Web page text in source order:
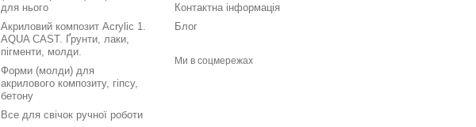
для нього
Акриловий композит Acrylic 1.
AQUA CAST. Ґрунти, лаки,
пігменти, молди.
Форми (молди) для
акрилового композиту, гіпсу,
бетону
Все для свічок ручної роботи
Контактна інформація
Блог
Ми в соцмережах